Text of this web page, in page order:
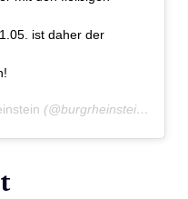
ist daher der
(@burgrheinstein) am